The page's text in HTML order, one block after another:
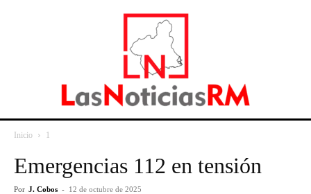
Inicio 1
Emergencias 112 en tensión
Por J. Cobos - 12 de octubre de 2025